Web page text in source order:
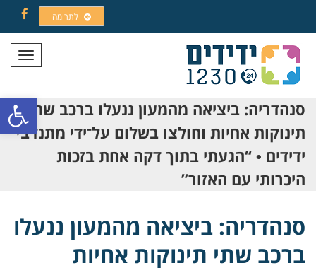
פתח
לתרומה
תפריט
סנהדריה: ביציאה מהמעון ננעלו ברכב שתי
תינוקות אחיות וחולצו בשלום על־ידי מתנדבי
ידידים • “הגעתי בתוך דקה אחת בזכות
היכרותי עם האזור”
סנהדריה: ביציאה מהמעון ננעלו
ברכב שתי תינוקות אחיות